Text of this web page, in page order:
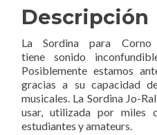
Descripción
La Sordina para Corno
tiene sonido
Posiblemente estamos
gracias a su capacidad
musicales. La Sordina Jo-
usar, utilizada por miles
estudiantes y amateurs.